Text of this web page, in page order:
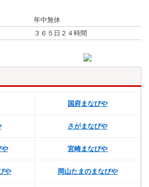
年中無休
３６５日２４時間
国府まなびや
さがまなびや
や 宮崎まなびや
や 岡山たまのまなびや